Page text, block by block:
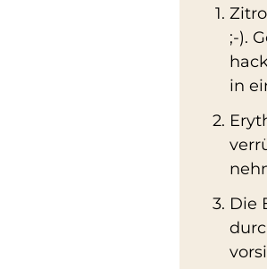
;-).
in
Die